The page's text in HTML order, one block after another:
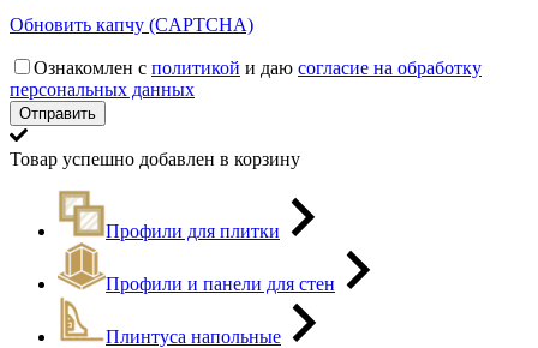
Обновить капчу (CAPTCHA)
Ознакомлен с политикой и даю согласие на обработку
персональных данных
Товар успешно добавлен в корзину
Профили для плитки
Профили и панели для стен
Плинтуса напольные